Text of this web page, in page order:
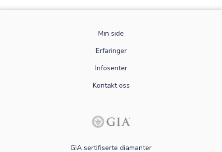
Min side
Erfaringer
Infosenter
Kontakt oss
GIA sertifiserte diamanter